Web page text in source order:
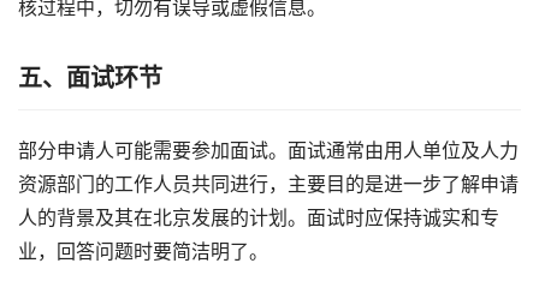
核过程中，切勿有误导或虚假信息。
五、面试环节
部分申请人可能需要参加面试。面试通常由用人单位及人力
资源部门的工作人员共同进行，主要目的是进一步了解申请
人的背景及其在北京发展的计划。面试时应保持诚实和专
业，回答问题时要简洁明了。